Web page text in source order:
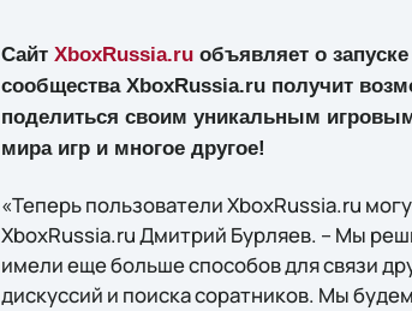
Сайт XboxRussia.ruобъявляет о
сообщества XboxRussia.ru получит
поделиться своим уникальным
мира игр и многое другое!
«Теперь пользователи XboxRussia.ru
XboxRussia.ru Дмитрий Бурляев. – Мы
имели еще больше способов для связи
дискуссий и поиска соратников. Мы